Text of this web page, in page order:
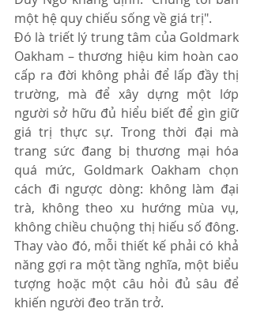
một hệ quy chiếu sống về giá trị".
Đó là triết lý trung tâm của Goldmark
Oakham – thương hiệu kim hoàn cao
cấp ra đời không phải để lấp đầy thị
trường, mà để xây dựng một lớp
người sở hữu đủ hiểu biết để gìn giữ
giá trị thực sự. Trong thời đại mà
trang sức đang bị thương mại hóa
quá mức, Goldmark Oakham chọn
cách đi ngược dòng: không làm đại
trà, không theo xu hướng mùa vụ,
không chiều chuộng thị hiếu số đông.
Thay vào đó, mỗi thiết kế phải có khả
năng gợi ra một tầng nghĩa, một biểu
tượng hoặc một câu hỏi đủ sâu để
khiến người đeo trăn trở.